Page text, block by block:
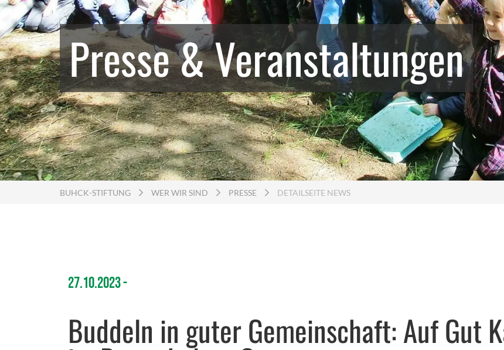
Stadtteilmütter
Fußball trifft Kultur
Schulgeschwister Hansa Gymnasium
Weitere
Presse & Veranstaltungen
BUHCK-STIFTUNG WER WIR SIND PRESSE DETAILSEITE NEWS
27.10.2023
Buddeln in guter Gemeinschaft: Auf Gut